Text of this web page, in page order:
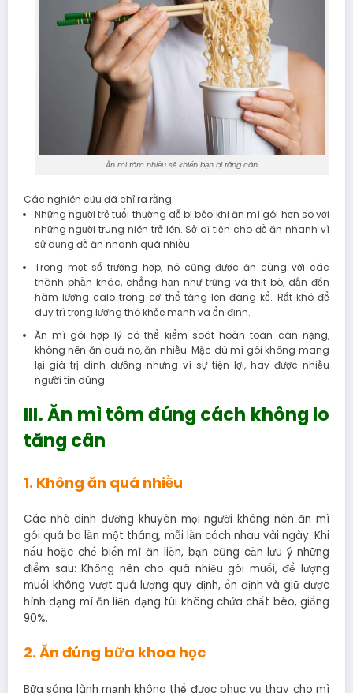
Ăn mì tôm nhiều sẽ khiến bạn bị tăng cân
Các nghiên cứu đã chỉ ra rằng:
Những người trẻ tuổi thường dễ bị béo khi ăn mì gói hơn so với
những người trung niên trở lên. Sở dĩ tiện cho đồ ăn nhanh vì
sử dụng đồ ăn nhanh quá nhiều.
Trong một số trường hợp, nó cũng được ăn cùng với các
thành phần khác, chẳng hạn như trứng và thịt bò, dẫn đến
hàm lượng calo trong cơ thể tăng lên đáng kể. Rất khó để
duy trì trọng lượng thô khỏe mạnh và ổn định.
Ăn mì gói hợp lý có thể kiểm soát hoàn toàn cân nặng,
không nên ăn quá no, ăn nhiều. Mặc dù mì gói không mang
lại giá trị dinh dưỡng nhưng vì sự tiện lợi, hay được nhiều
người tin dùng.
III. Ăn mì tôm đúng cách không lo
tăng cân
1. Không ăn quá nhiều
Các nhà dinh dưỡng khuyên mọi người không nên ăn mì
gói quá ba lần một tháng, mỗi lần cách nhau vài ngày. Khi
nấu hoặc chế biến mì ăn liền, bạn cũng cần lưu ý những
điểm sau: Không nên cho quá nhiều gói muối, để lượng
muối không vượt quá lượng quy định, ổn định và giữ được
hình dạng mì ăn liền dạng túi không chứa chất béo, giống
90%.
2. Ăn đúng bữa khoa học
Bữa sáng lành mạnh không thể được phục vụ thay cho mì